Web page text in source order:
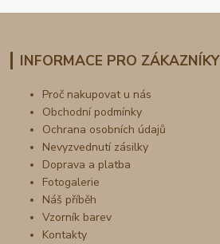
INFORMACE PRO ZÁKAZNÍKY
Proč nakupovat u nás
Obchodní podmínky
Ochrana osobních údajů
Nevyzvednutí zásilky
Doprava a platba
Fotogalerie
Náš příběh
Vzorník barev
Kontakty